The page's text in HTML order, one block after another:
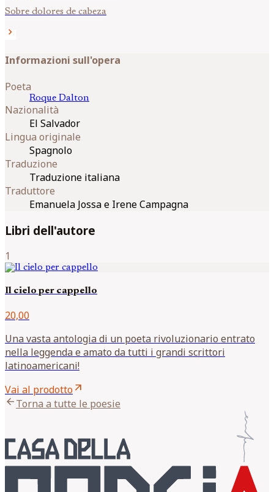
Sobre dolores de cabeza
chevron_right
Informazioni sull'opera
Poeta
Roque Dalton
Nazionalità
El Salvador
Lingua originale
Spagnolo
Traduzione
Traduzione italiana
Traduttore
Emanuela Jossa e Irene Campagna
Libri dell'autore
1
Il cielo per cappello
20,00
Una vasta antologia di un poeta rivoluzionario entrato
nella leggenda e amato da tutti i grandi scrittori
latinoamericani!
Vai al prodottoarrow_outward
arrow_backTorna a tutte le poesie